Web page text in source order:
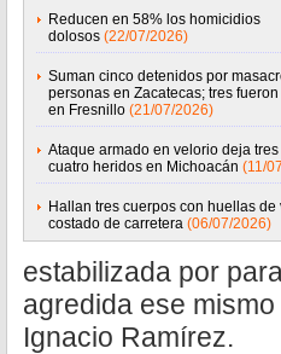
Reducen en 58% los homicidios
dolosos (22/07/2026)
Suman cinco detenidos por
personas en Zacatecas; tres
en Fresnillo (21/07/2026)
Ataque armado en velorio deja
cuatro heridos en Michoacán (11/
Hallan tres cuerpos con huellas de
costado de carretera (06/07/2026)
estabilizada por
agredida ese
Ignacio Ramírez.